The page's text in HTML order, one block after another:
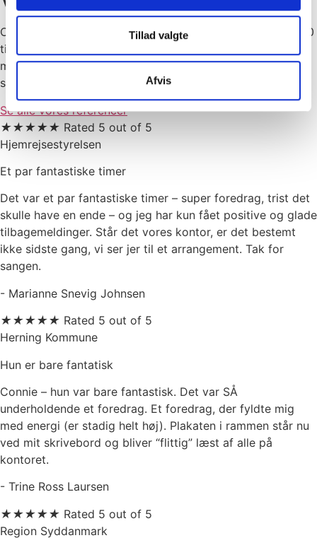
Tillad valgte
Afvis
Connie Svendsen har holdt foredrag for mere end 130.000
tilhørere. Hun brænder for at levere sine budskaber, og
med sin humoristiske tilgang kommer hun under huden på
sit publikum.
Se alle vores referencer
★★★★★ Rated 5 out of 5
Hjemrejsestyrelsen
Et par fantastiske timer
Det var et par fantastiske timer – super foredrag, trist det
skulle have en ende – og jeg har kun fået positive og glade
tilbagemeldinger. Står det vores kontor, er det bestemt
ikke sidste gang, vi ser jer til et arrangement. Tak for
sangen.
- Marianne Snevig Johnsen
★★★★★ Rated 5 out of 5
Herning Kommune
Hun er bare fantatisk
Connie – hun var bare fantastisk. Det var SÅ
underholdende et foredrag. Et foredrag, der fyldte mig
med energi (er stadig helt høj). Plakaten i rammen står nu
ved mit skrivebord og bliver “flittig” læst af alle på
kontoret.
- Trine Ross Laursen
★★★★★ Rated 5 out of 5
Region Syddanmark